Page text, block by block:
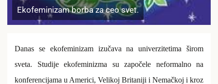
Ekofeminizam borba za ceo svet.
Danas se ekofeminizam izučava na univerzitetima širom
sveta. Studije ekofeminizma su započele neformalno na
konferencijama u Americi, Velikoj Britaniji i Nemačkoj i kroz